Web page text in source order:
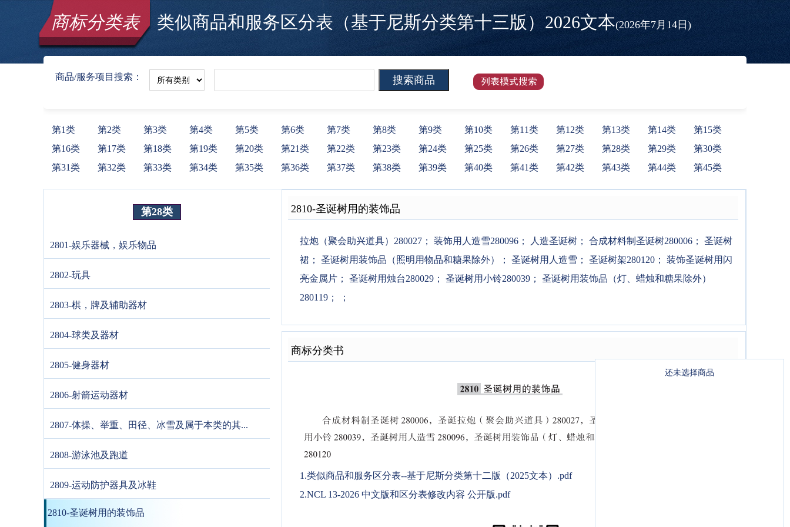
商标分类表类似商品和服务区分表（基于尼斯分类第十三版）2026文本(2026年7月14日)
商品/服务项目搜索：
第1类 第2类 第3类 第4类 第5类 第6类 第7类 第8类 第9类 第10类 第11类 第12类 第13类 第14类
第15类
第16类
第17类 第18类 第19类 第20类 第21类 第22类 第23类 第24类 第25类 第26类 第27类 第28类 第29类
第30类
第31类
第32类 第33类 第34类 第35类 第36类 第37类 第38类 第39类 第40类 第41类 第42类 第43类 第44类 第45类
第28类
2801-娱乐器械，娱乐物品
2802-玩具
2803-棋，牌及辅助器材
2804-球类及器材
2805-健身器材
2806-射箭运动器材
2807-体操、举重、田径、冰雪及属于本类的其...
2808-游泳池及跑道
2809-运动防护器具及冰鞋
2810-圣诞树用的装饰品
2810-圣诞树用的装饰品
拉炮（聚会助兴道具）280027 ； 装饰用人造雪280096 ； 人造圣诞树 ； 合成材料制圣诞树280006 ；
圣诞树
裙 ； 圣诞树用装饰品（照明用物品和糖果除外） ； 圣诞树用人造雪 ； 圣诞树架280120 ；
装饰圣诞树用闪
亮金属片 ； 圣诞树用烛台280029 ； 圣诞树用小铃280039 ；
圣诞树用装饰品（灯、蜡烛和糖果除外）
280119 ； ；
商标分类书
1.类似商品和服务区分表--基于尼斯分类第十二版（2025文本）.pdf
2.NCL 13-2026 中文版和区分表修改内容 公开版.pdf
还未选择商品